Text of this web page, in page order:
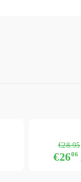
€2606
€28.95